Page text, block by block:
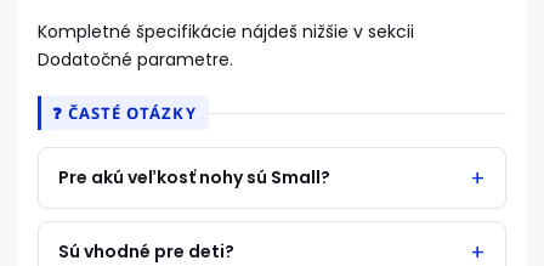
Kompletné špecifikácie nájdeš nižšie v sekcii
Dodatočné parametre.
❓ ČASTÉ OTÁZKY
Pre akú veľkosť nohy sú Small?
Sú vhodné pre deti?